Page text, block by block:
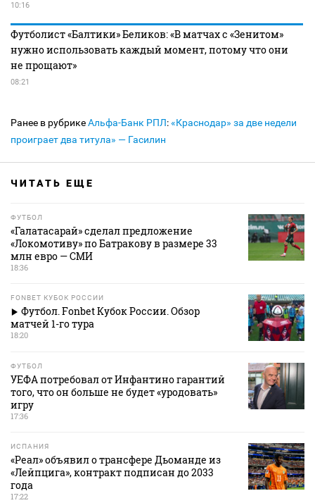
10:16
Футболист «Балтики» Беликов: «В матчах с «Зенитом»
нужно использовать каждый момент, потому что они
не прощают»
08:21
Ранее в рубрикеАльфа-Банк РПЛ:«Краснодар» за две недели
проиграет два титула» — Гасилин
ЧИТАТЬ ЕЩЕ
ФУТБОЛ
«Галатасарай» сделал предложение
«Локомотиву» по Батракову в размере 33
млн евро — СМИ
18:36
FONBET КУБОК РОССИИ
Футбол. Fonbet Кубок России. Обзор
матчей 1-го тура
18:20
ФУТБОЛ
УЕФА потребовал от Инфантино гарантий
того, что он больше не будет «уродовать»
игру
17:36
ИСПАНИЯ
«Реал» объявил о трансфере Дьоманде из
«Лейпцига», контракт подписан до 2033
года
17:22